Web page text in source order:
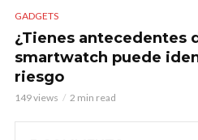
GADGETS
¿Tienes antecedentes
smartwatch puede
riesgo
149 views 2 min read